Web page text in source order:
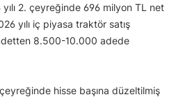
2. çeyreğinde 696 milyon TL net
yılı iç piyasa traktör satış
8.500-10.000 adede
çeyreğinde hisse başına düzeltilmiş